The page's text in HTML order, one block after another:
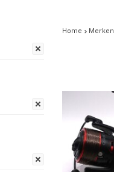
Home Merken